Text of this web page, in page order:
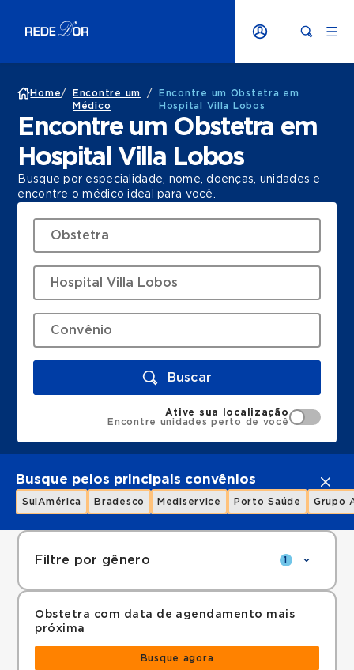
Home/
Encontre um
Médico
/
Encontre um Obstetra em
Hospital Villa Lobos
Encontre um Obstetra em
Hospital Villa Lobos
Busque por especialidade, nome, doenças, unidades e
encontre o médico ideal para você.
Buscar
Ative sua localização
Encontre unidades perto de você
Busque pelos principais convênios
SulAmérica Bradesco Mediservice Porto Saúde Grupo
Filtre por gênero 1
Obstetra com data de agendamento mais
próxima
Busque agora